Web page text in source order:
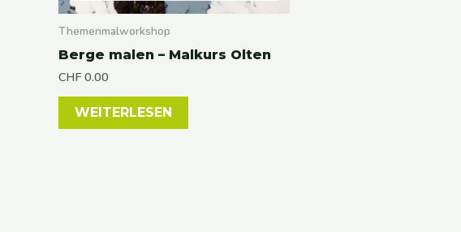
Themenmalworkshop
Berge malen – Malkurs Olten
CHF 0.00
WEITERLESEN